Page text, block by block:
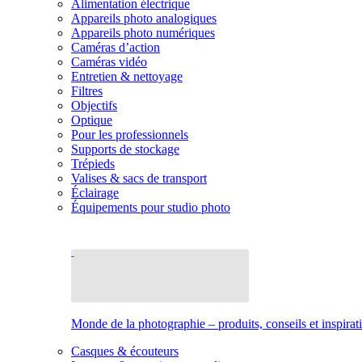
Alimentation électrique
Appareils photo analogiques
Appareils photo numériques
Caméras d’action
Caméras vidéo
Entretien & nettoyage
Filtres
Objectifs
Optique
Pour les professionnels
Supports de stockage
Trépieds
Valises & sacs de transport
Éclairage
Équipements pour studio photo
Monde de la photographie – produits, conseils et
Casques & écouteurs